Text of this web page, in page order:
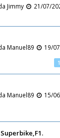
Jimmy
21/07/
Manuel89
19/
1
Manuel89
15/